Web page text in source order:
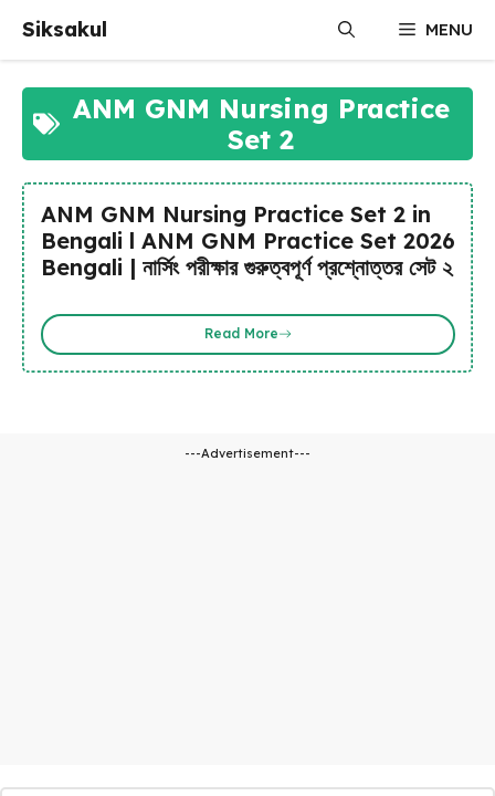
content
Siksakul MENU
ANM GNM Nursing Practice
Set 2
ANM GNM Nursing Practice Set 2 in
Bengali l ANM GNM Practice Set 2026
Bengali | নার্সিং পরীক্ষার গুরুত্বপূর্ণ প্রশ্নোত্তর সেট ২
Read More
---Advertisement---